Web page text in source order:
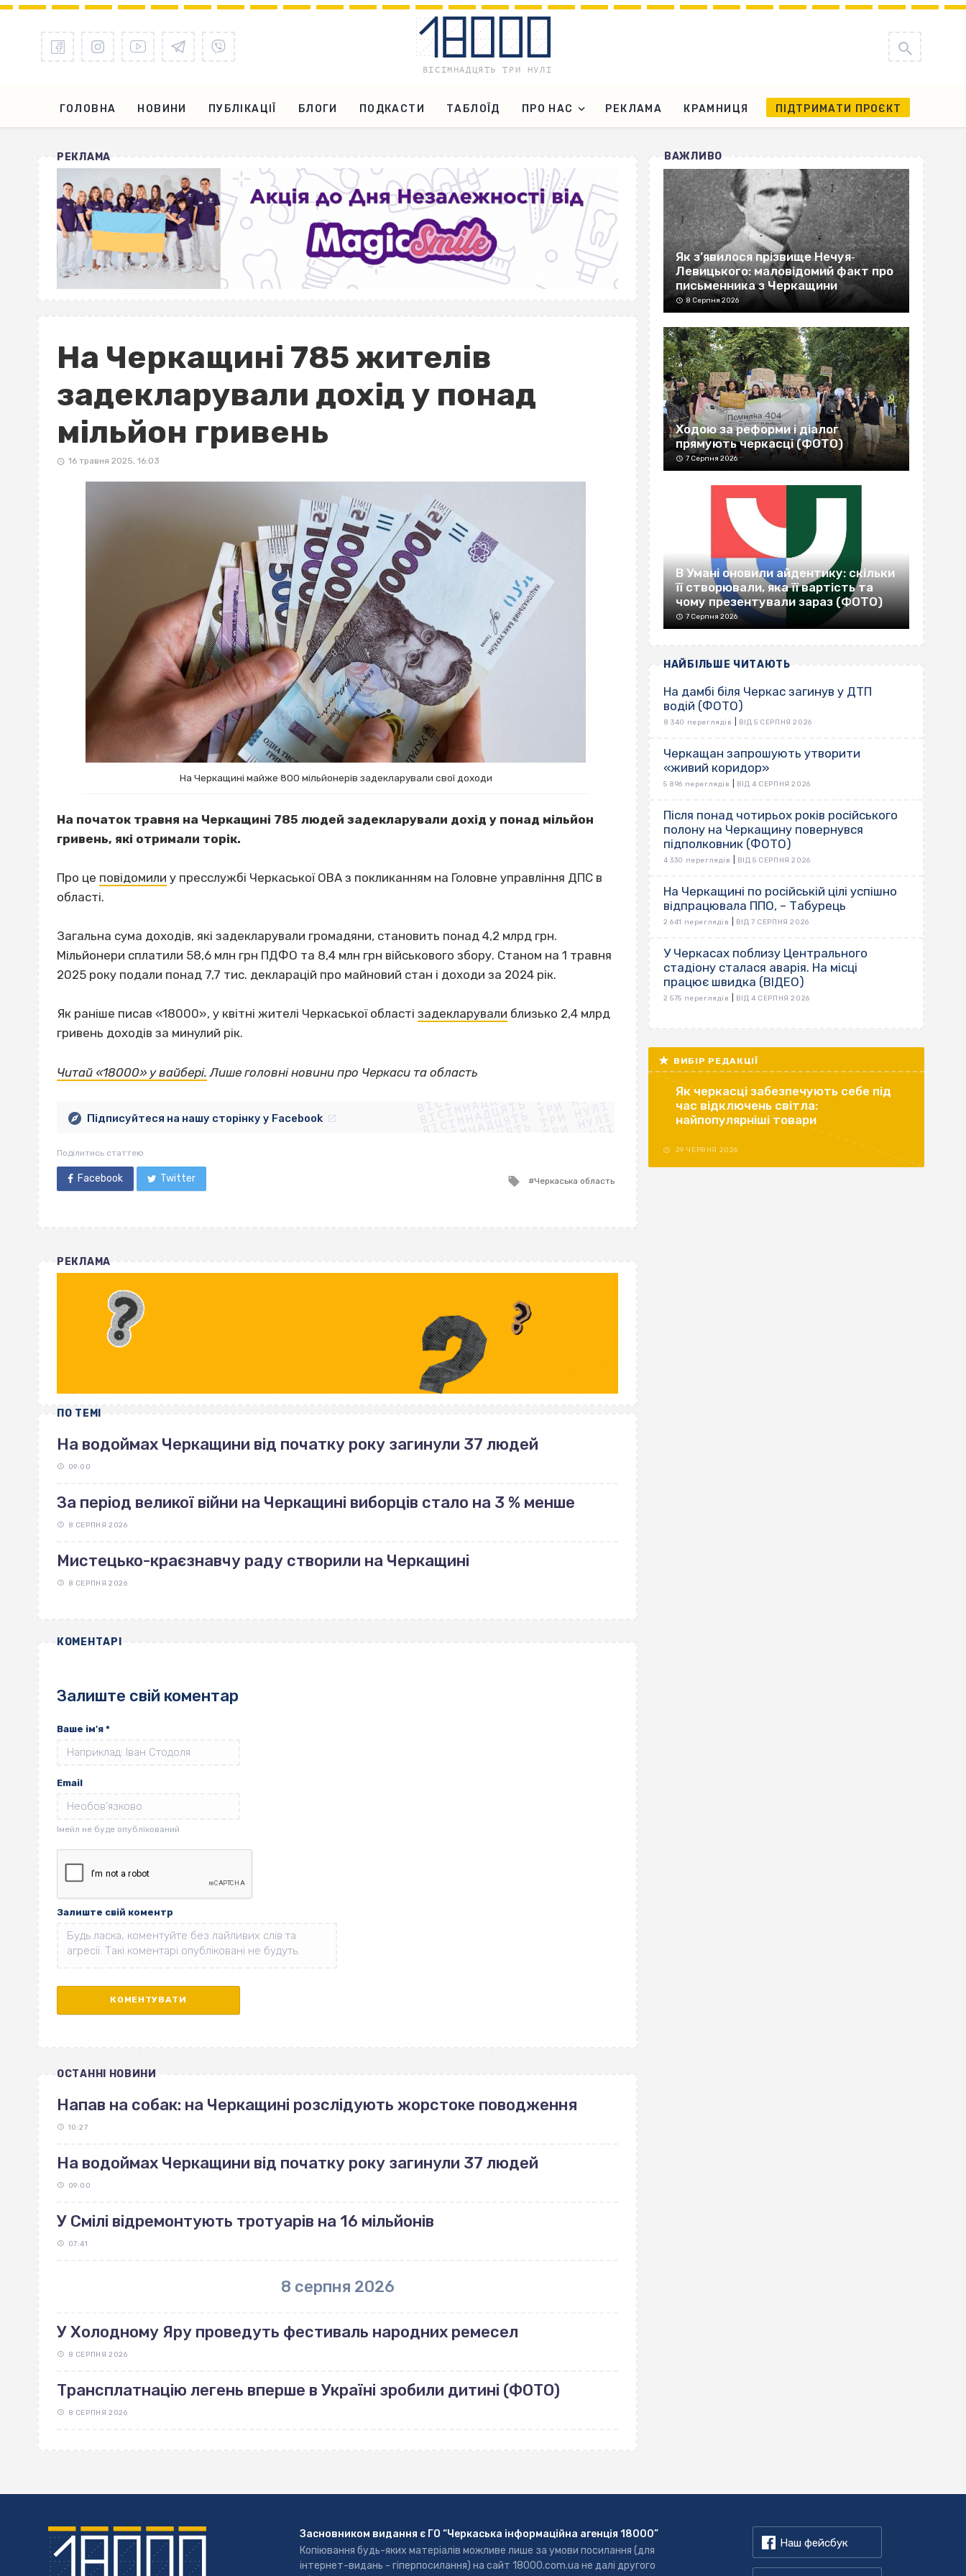
ГОЛОВНА НОВИНИ ПУБЛІКАЦІЇ БЛОГИ ПОДКАСТИ ТАБЛОЇД ПРО НАС РЕКЛАМА КРАМНИЦЯ ПІДТРИМАТИ ПРОЄКТ
РЕКЛАМА
На Черкащині 785 жителів
задекларували дохід у понад
мільйон гривень
16 травня 2025, 16:03
На Черкащині майже 800 мільйонерів задекларували свої доходи
На початок травня на Черкащині 785 людей задекларували дохід у понад мільйон
гривень, які отримали торік.
Про це повідомили у пресслужбі Черкаської ОВА з покликанням на Головне управління ДПС в
області.
Загальна сума доходів, які задекларували громадяни, становить понад 4,2 млрд грн.
Мільйонери сплатили 58,6 млн грн ПДФО та 8,4 млн грн військового збору. Станом на 1 травня
2025 року подали понад 7,7 тис. декларацій про майновий стан і доходи за 2024 рік.
Як раніше писав «18000», у квітні жителі Черкаської області задекларували близько 2,4 млрд
гривень доходів за минулий рік.
Читай «18000» у вайбері. Лише головні новини про Черкаси та областьВІСІМНАДЦЯТЬ ТРИ НУЛІ
ВІСІМНАДЦЯТЬ ТРИ НУЛІ
ВІСІМНАДЦЯТЬ ТРИ НУЛІ
ВІСІМНАДЦЯТЬ ТРИ НУЛІ
ВІСІМНАДЦЯТЬ ТРИ НУЛІ
ВІСІМНАДЦЯТЬ ТРИ НУЛІ
ВІСІМНАДЦЯТЬ ТРИ НУЛІ
ВІСІМНАДЦЯТЬ ТРИ НУЛІ
Підписуйтеся на нашу сторінку у Facebook
Поділитись статтею
Facebook Twitter
Tagged
Черкаська область
РЕКЛАМА
ПО ТЕМІ
На водоймах Черкащини від початку року загинули 37 людей
09:00
За період великої війни на Черкащині виборців стало на 3 % менше
8 СЕРПНЯ 2026
Мистецько-краєзнавчу раду створили на Черкащині
8 СЕРПНЯ 2026
КОМЕНТАРІ
Залиште свій коментар
Ваше ім'я *
Email
Залиште свій коментр
ОСТАННІ НОВИНИ
Напав на собак: на Черкащині розслідують жорстоке поводження
10:27
На водоймах Черкащини від початку року загинули 37 людей
09:00
У Смілі відремонтують тротуарів на 16 мільйонів
07:41
8 серпня 2026
У Холодному Яру проведуть фестиваль народних ремесел
8 СЕРПНЯ 2026
Трансплатнацію легень вперше в Україні зробили дитині (ФОТО)
8 СЕРПНЯ 2026
ВАЖЛИВО
Як з’явилося прізвище Нечуя‐
Левицького: маловідомий факт про
письменника з Черкащини
8 Серпня 2026
Ходою за реформи і діалог
прямують черкасці (ФОТО)
7 Серпня 2026
В Умані оновили айдентику: скільки
її створювали, яка її вартість та
чому презентували зараз (ФОТО)
7 Серпня 2026
НАЙБІЛЬШЕ ЧИТАЮТЬ
На дамбі біля Черкас загинув у ДТП
водій (ФОТО)
8 340 переглядів ВІД 5 СЕРПНЯ 2026
Черкащан запрошують утворити
«живий коридор»
5 896 переглядів ВІД 4 СЕРПНЯ 2026
Після понад чотирьох років російського
полону на Черкащину повернувся
підполковник (ФОТО)
4 330 переглядів ВІД 5 СЕРПНЯ 2026
На Черкащині по російській цілі успішно
відпрацювала ППО, – Табурець
2 641 переглядів ВІД 7 СЕРПНЯ 2026
У Черкасах поблизу Центрального
стадіону сталася аварія. На місці
працює швидка (ВІДЕО)
2 575 переглядів ВІД 4 СЕРПНЯ 2026
ВИБІР РЕДАКЦІЇ
Як черкасці забезпечують себе під
час відключень світла:
найпопулярніші товари
29 ЧЕРВНЯ 2026
Засновником видання є ГО “Черкаська інформаційна агенція 18000”
Копіювання будь-яких матеріалів можливе лише за умови посилання (для
інтернет-видань - гіперпосилання) на сайт 18000.com.ua не далі другого
Наш фейсбук